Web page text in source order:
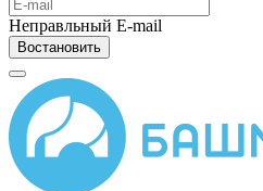
Неправльный E-mail
Востановить